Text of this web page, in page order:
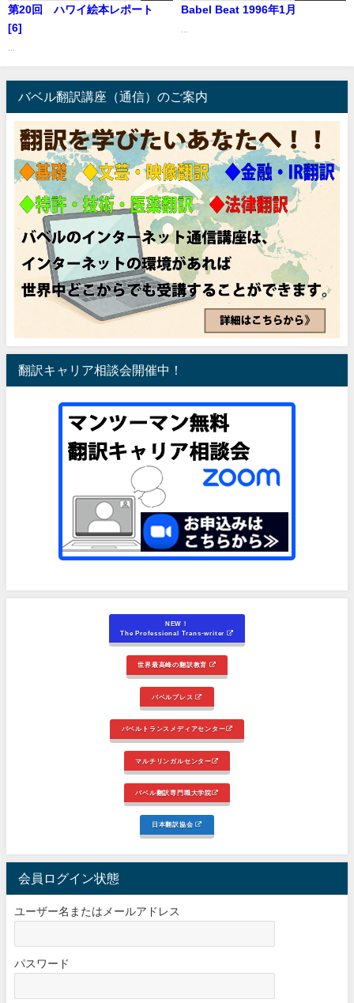
第20回 ハワイ絵本レポート
[6]
Babel Beat 1996年1月
バベル翻訳講座（通信）のご案内
翻訳キャリア相談会開催中！
NEW！
The Professional Trans-writer
世界最高峰の翻訳教育
バベルプレス
バベルトランスメディアセンター
マルチリンガルセンター
バベル翻訳専門職大学院
日本翻訳協会
会員ログイン状態
ユーザー名またはメールアドレス
パスワード